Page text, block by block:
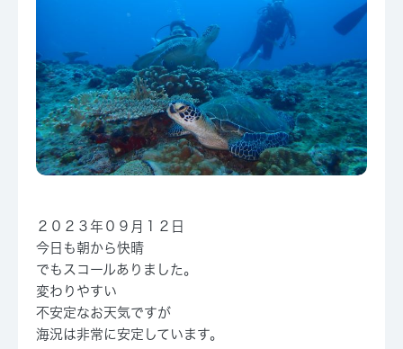
２０２３年０９月１２日
今日も朝から快晴
でもスコールありました。
変わりやすい
不安定なお天気ですが
海況は非常に安定しています。